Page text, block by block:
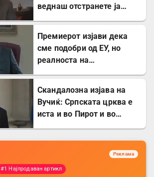
веднаш отстранете ја
западнонилска треска!
Премиерот изјави дека
сме подобри од ЕУ, но
реалноста на
Скандалозна изјава на
Вучиќ: Српската црква е
иста и во Пирот и во
Реклама
#1 Најпродаван артикл